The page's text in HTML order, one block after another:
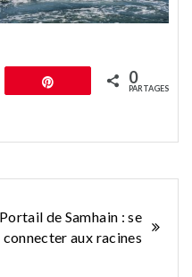
Épingle 0
PARTAGES
Portail de Samhain : se
connecter aux racines